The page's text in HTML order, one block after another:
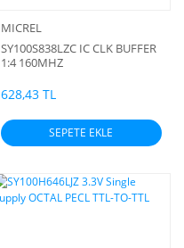
MICREL
SY100S838LZC IC CLK BUFFER
1:4 160MHZ
628,43 TL
SEPETE EKLE